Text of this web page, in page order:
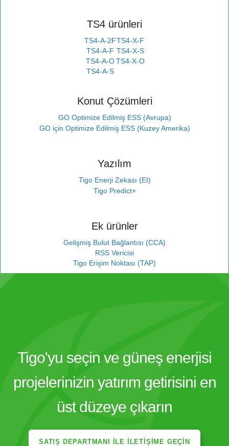
TS4 ürünleri
TS4-A-2F
TS4-A-F
TS4-A-O
TS4-A-S
TS4-X-F
TS4-X-S
TS4-X-O
Konut Çözümleri
GO Optimize Edilmiş ESS (Avrupa)
GO için Optimize Edilmiş ESS (Kuzey Amerika)
Yazılım
Tigo Enerji Zekası (EI)
Tigo Predict+
Ek ürünler
Gelişmiş Bulut Bağlantısı (CCA)
RSS Vericisi
Tigo Erişim Noktası (TAP)
Tigo'yu seçin ve güneş enerjisi
projelerinizin yatırım getirisini en
üst düzeye çıkarın
SATIŞ DEPARTMANI ILE İLETIŞIME GEÇIN